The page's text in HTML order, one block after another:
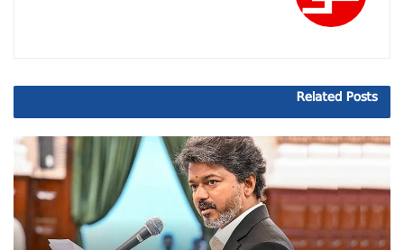
Related Posts